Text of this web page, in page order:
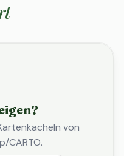
von
CARTO.